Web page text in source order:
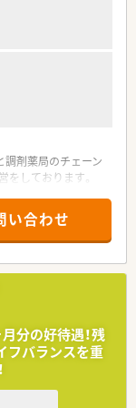
名が育児に専念し
変形労働時間制。長
（繁忙期除く）」を
で年間休日115日ご
という理念の根幹
産休取得率が高
研修などご自身の
やセルフメディケ
なキャリア構築に向
心できる教育プロ
ます。
る分野を学べるテー
た研修が充実してい
州大学病院と提携を
剤薬局のチェーン
しております。
サポートに取り組
調剤・監査業務を効
おります。
すのでOTCの知識
おります。
年改善傾向で平均8
！
くことができる企
い合わせ
分の好待遇！残
フバランスを重